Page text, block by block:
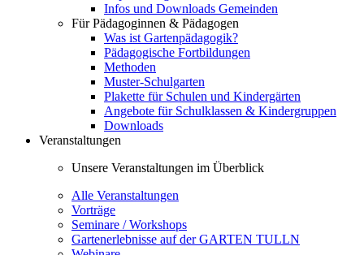
Infos und Downloads Gemeinden
Für Pädagoginnen & Pädagogen
Was ist Gartenpädagogik?
Pädagogische Fortbildungen
Methoden
Muster-Schulgarten
Plakette für Schulen und Kindergärten
Angebote für Schulklassen & Kindergruppen
Downloads
Veranstaltungen
Unsere Veranstaltungen im Überblick
Alle Veranstaltungen
Vorträge
Seminare / Workshops
Gartenerlebnisse auf der GARTEN TULLN